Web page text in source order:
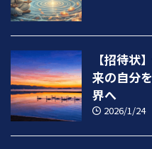
【招待状
来の自分
界へ
2026/1/24